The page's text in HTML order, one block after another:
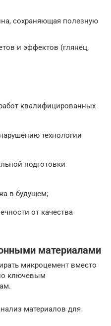
сохраняющая полезную
и эффектов (глянец,
квалифицированных
технологии
подготовки
в будущем;
от качества
материалами
микроцемент вместо
ключевым
материалов для